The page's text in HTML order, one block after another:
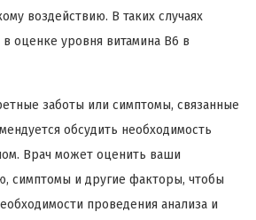
воздействию. В таких случаях
оценке уровня витамина B6 в
заботы или симптомы, связанные
обсудить необходимость
Врач может оценить ваши
симптомы и другие факторы, чтобы
проведения анализа и